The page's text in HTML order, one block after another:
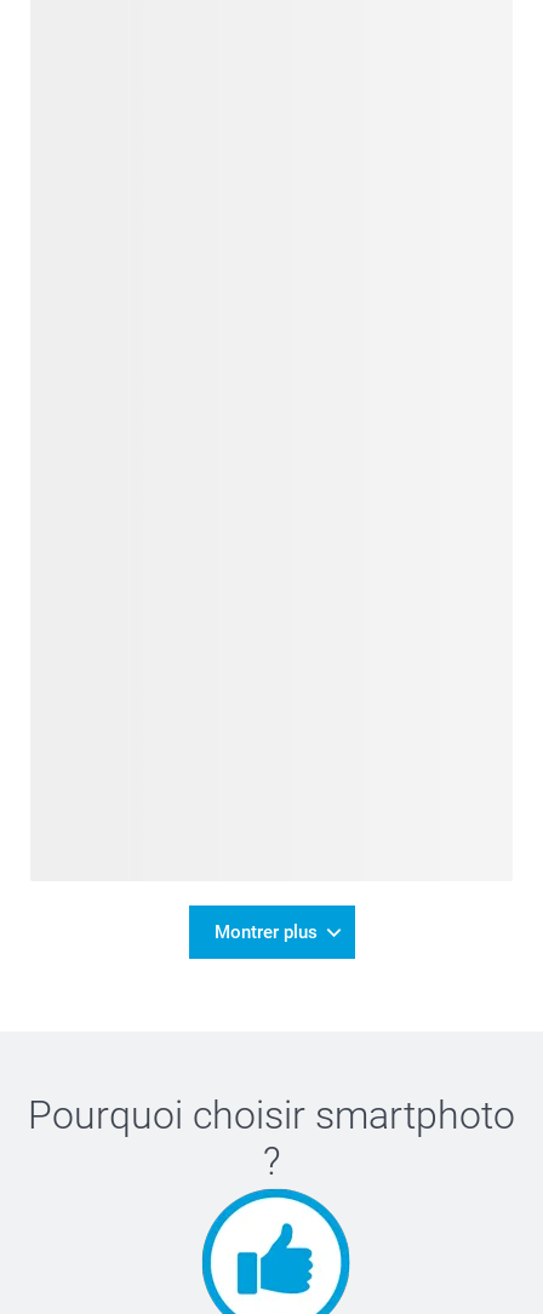
Montrer plus
Pourquoi choisir smartphoto
?